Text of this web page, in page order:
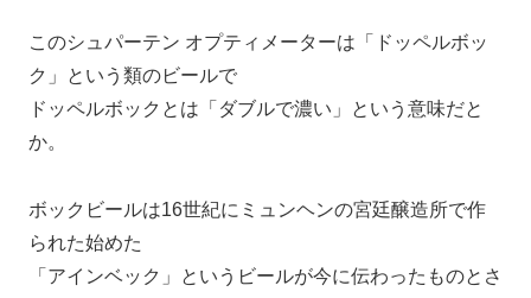
このシュパーテン オプティメーターは「ドッペルボッ
ク」という類のビールで
ドッペルボックとは「ダブルで濃い」という意味だと
か。
ボックビールは16世紀にミュンヘンの宮廷醸造所で作
られた始めた
「アインベック」というビールが今に伝わったものとさ